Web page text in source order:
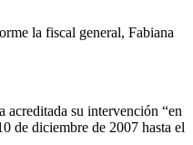
la fiscal general, Fabiana
acreditada su intervención “en
de diciembre de 2007 hasta el